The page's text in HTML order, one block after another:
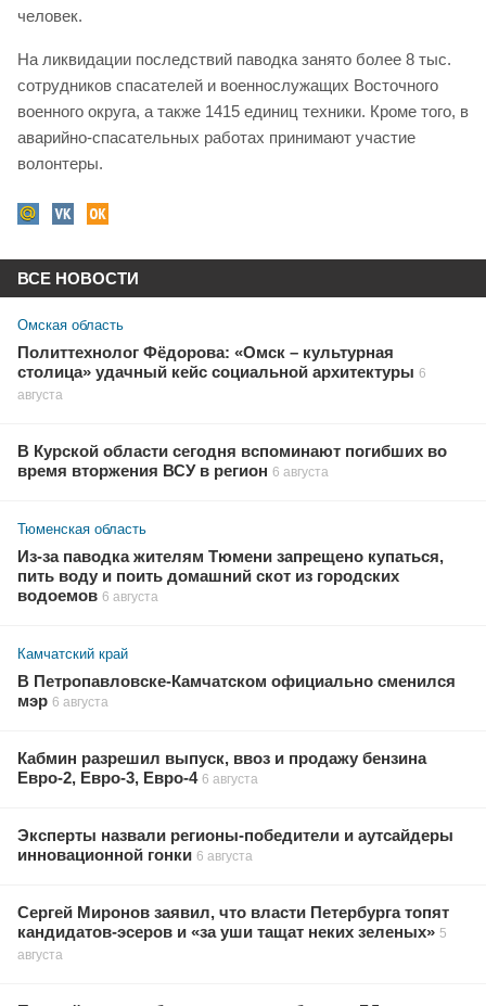
человек.
На ликвидации последствий паводка занято более 8 тыс.
сотрудников спасателей и военнослужащих Восточного
военного округа, а также 1415 единиц техники. Кроме того, в
аварийно-спасательных работах принимают участие
волонтеры.
ВСЕ НОВОСТИ
Омская область
Политтехнолог Фёдорова: «Омск – культурная
столица» удачный кейс социальной архитектуры 6
августа
В Курской области сегодня вспоминают погибших во
время вторжения ВСУ в регион 6 августа
Тюменская область
Из-за паводка жителям Тюмени запрещено купаться,
пить воду и поить домашний скот из городских
водоемов 6 августа
Камчатский край
В Петропавловске-Камчатском официально сменился
мэр 6 августа
Кабмин разрешил выпуск, ввоз и продажу бензина
Евро-2, Евро-3, Евро-4 6 августа
Эксперты назвали регионы-победители и аутсайдеры
инновационной гонки 6 августа
Сергей Миронов заявил, что власти Петербурга топят
кандидатов-эсеров и «за уши тащат неких зеленых» 5
августа